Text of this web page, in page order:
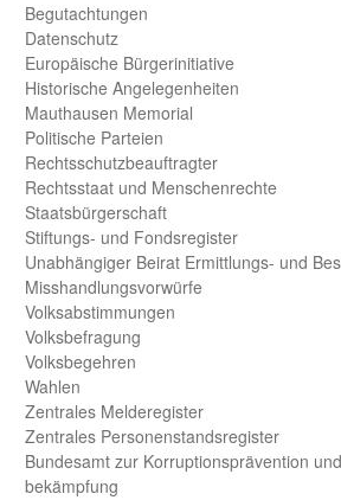
Begut­achtungen
Daten­schutz
Europäische Bürger­initiative
Historische Angelegen­heiten
Mauthausen Memorial
Politische Parteien
Rechts­schutz­beauftragter
Rechts­staat und Menschen­rechte
Staats­bürger­schaft
Stiftungs- und Fonds­register
Unab­hängiger Beirat Ermittlungs- und
Misshandlungs­vorwürfe
Volks­abstimmungen
Volks­befragung
Volks­begehren
Wahlen
Zentrales Melde­register
Zentrales Personen­stands­register
Bundes­amt zur Korrup­tions­prävention
bekämpfung